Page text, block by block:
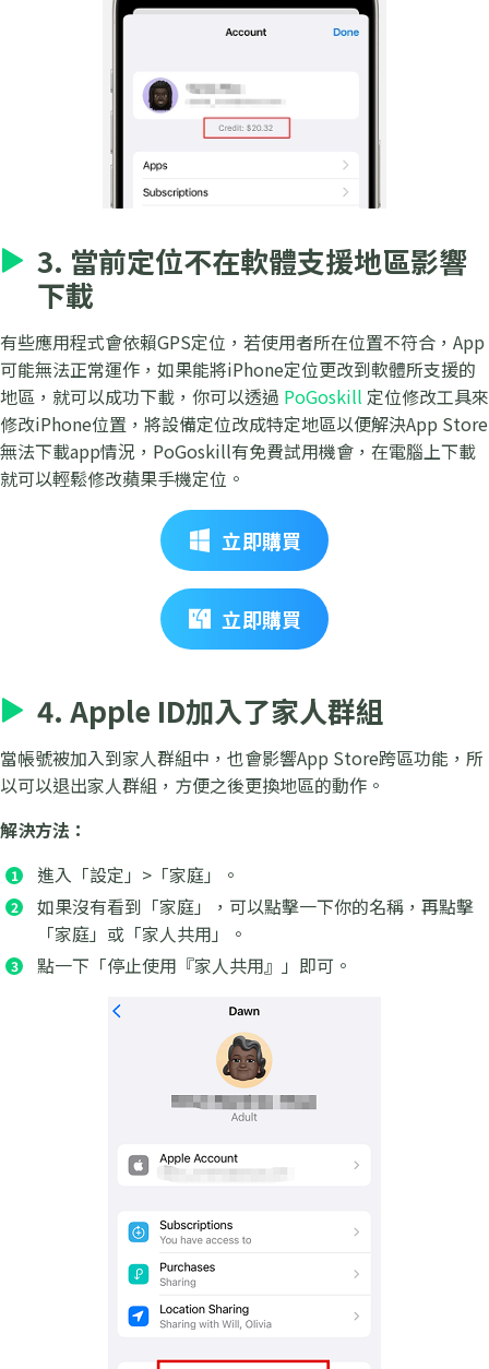
3. 當前定位不在軟體支援地區影響
下載
有些應用程式會依賴GPS定位，若使用者所在位置不符合，App
可能無法正常運作，如果能將iPhone定位更改到軟體所支援的
地區，就可以成功下載，你可以透過 PoGoskill 定位修改工具來
修改iPhone位置，將設備定位改成特定地區以便解決App Store
無法下載app情況，PoGoskill有免費試用機會，在電腦上下載
就可以輕鬆修改蘋果手機定位。
立即購買
立即購買
4. Apple ID加入了家人群組
當帳號被加入到家人群組中，也會影響App Store跨區功能，所
以可以退出家人群組，方便之後更換地區的動作。
解決方法：
進入「設定」>「家庭」。
如果沒有看到「家庭」，可以點擊一下你的名稱，再點擊
「家庭」或「家人共用」。
點一下「停止使用『家人共用』」即可。